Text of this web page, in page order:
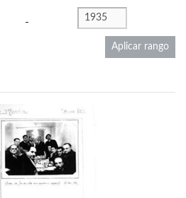
-
Aplicar rango